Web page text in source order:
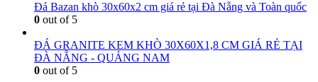
Đá Bazan khò 30x60x2 cm giá rẻ tại Đà Nẵng và Toàn quốc
0 out of 5
ĐÁ GRANITE KEM KHÒ 30X60X1,8 CM GIÁ RẺ TẠI
ĐÀ NẴNG - QUẢNG NAM
0 out of 5